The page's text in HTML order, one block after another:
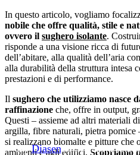
ITA
Sughero
nobile
By Diasen16 Gennaio, 2023
In questo articolo, vogliamo
nobile che offre qualità, stile e
ovvero il sughero isolante.
risponde a una visione ricca di
dell’abitare, alla qualità dell’aria
alla durabilità della struttura intesa
prestazioni e di performance.
Il sughero che utilizziamo nasce
raffinazione che, offre in output,
Questi – assieme ad altri materiali
argilla, fibre naturali, pietra
si realizzano biomalte e pitture
ambienti e agli edifici. Scopriamo